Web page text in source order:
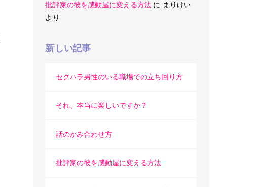
批評家の彼を感動屋に変える方法 に まりけい
より
新しい記事
セクハラ男性のいる職場での立ち回り方
それ、本当に楽しいですか？
話のかみ合わせ方
批評家の彼を感動屋に変える方法